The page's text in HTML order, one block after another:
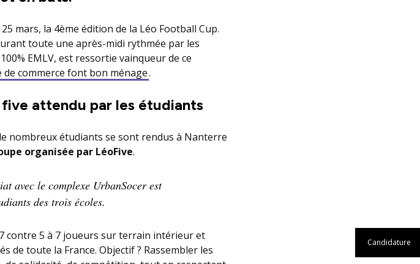
mars, la 4ème édition de la Léo Football Cup.
toute une après-midi rythmée par les
EMLV, est ressortie vainqueur de ce
commerce font bon ménage.
attendu par les étudiants
nombreux étudiants se sont rendus à Nanterre
organisée par LéoFive.
avec le complexe UrbanSocer est
des trois écoles.
contre 5 à 7 joueurs sur terrain intérieur et
de toute la France. Objectif ? Rassembler les
Candidature